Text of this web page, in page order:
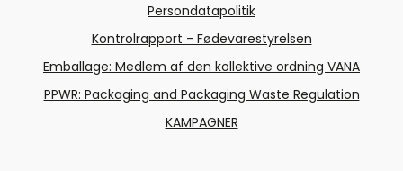
Persondatapolitik
Kontrolrapport - Fødevarestyrelsen
Emballage: Medlem af den kollektive ordning VANA
PPWR: Packaging and Packaging Waste Regulation
KAMPAGNER